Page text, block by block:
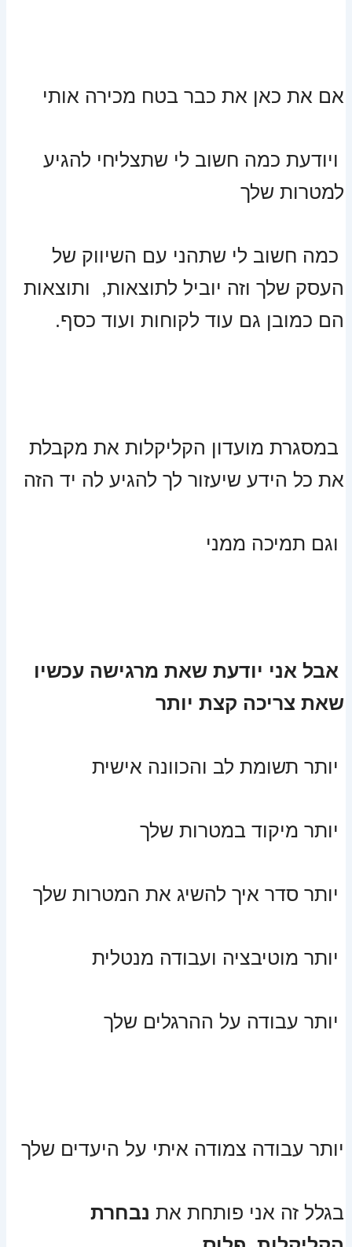
אם את כאן את כבר בטח מכירה אותי
ויודעת כמה חשוב לי שתצליחי להגיע
למטרות שלך
כמה חשוב לי שתהני עם השיווק של
העסק שלך וזה יוביל לתוצאות, ותוצאות
הם כמובן גם עוד לקוחות ועוד כסף.
במסגרת מועדון הקליקלות את מקבלת
את כל הידע שיעזור לך להגיע לה יד הזה
וגם תמיכה ממני
אבל אני יודעת שאת מרגישה עכשיו
שאת צריכה קצת יותר
יותר תשומת לב והכוונה אישית
יותר מיקוד במטרות שלך
יותר סדר איך להשיג את המטרות שלך
יותר מוטיבציה ועבודה מנטלית
יותר עבודה על ההרגלים שלך
יותר עבודה צמודה איתי על היעדים שלך
בגלל זה אני פותחת את נבחרת